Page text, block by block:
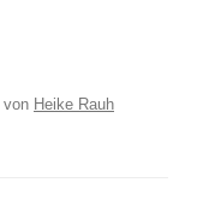
von Heike Rauh